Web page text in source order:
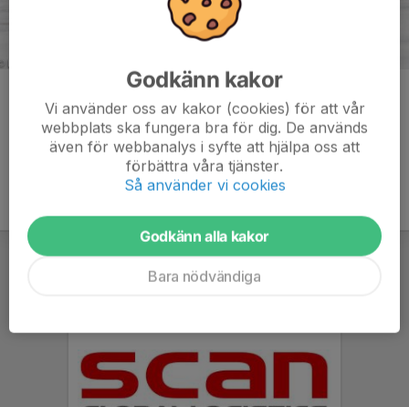
Godkänn kakor
Vi använder oss av kakor (cookies) för att vår
webbplats ska fungera bra för dig. De används
även för webbanalys i syfte att hjälpa oss att
förbättra våra tjänster.
Så använder vi cookies
Godkänn alla kakor
Bara nödvändiga